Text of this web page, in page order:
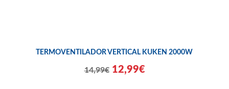
TERMOVENTILADOR VERTICAL KUKEN 2000W
14,99€ 12,99€